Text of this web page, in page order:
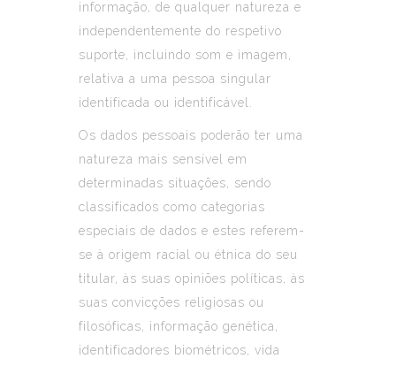
informação, de qualquer natureza e
independentemente do respetivo
suporte, incluindo som e imagem,
relativa a uma pessoa singular
identificada ou identificável.
Os dados pessoais poderão ter uma
natureza mais sensível em
determinadas situações, sendo
classificados como categorias
especiais de dados e estes referem-
se à origem racial ou étnica do seu
titular, às suas opiniões políticas, às
suas convicções religiosas ou
filosóficas, informação genética,
identificadores biométricos, vida